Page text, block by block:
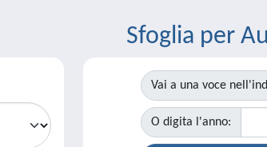
Sfoglia per
Vai a una voce
O digita l'anno: